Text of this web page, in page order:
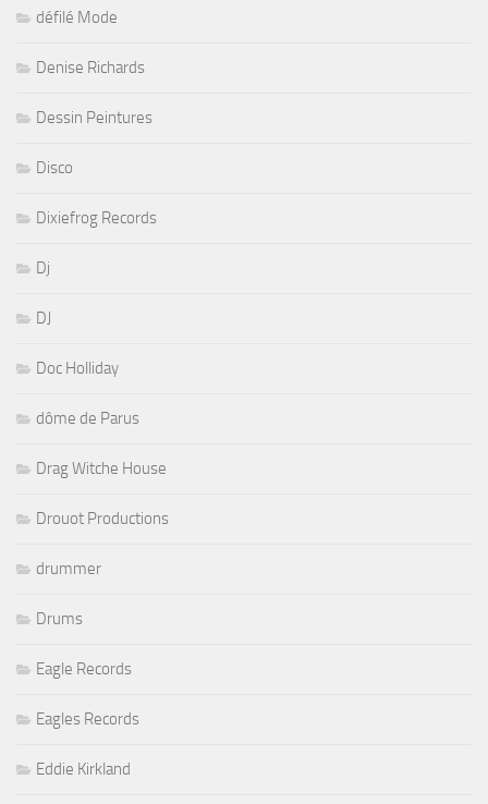
défilé Mode
Denise Richards
Dessin Peintures
Disco
Dixiefrog Records
Dj
DJ
Doc Holliday
dôme de Parus
Drag Witche House
Drouot Productions
drummer
Drums
Eagle Records
Eagles Records
Eddie Kirkland